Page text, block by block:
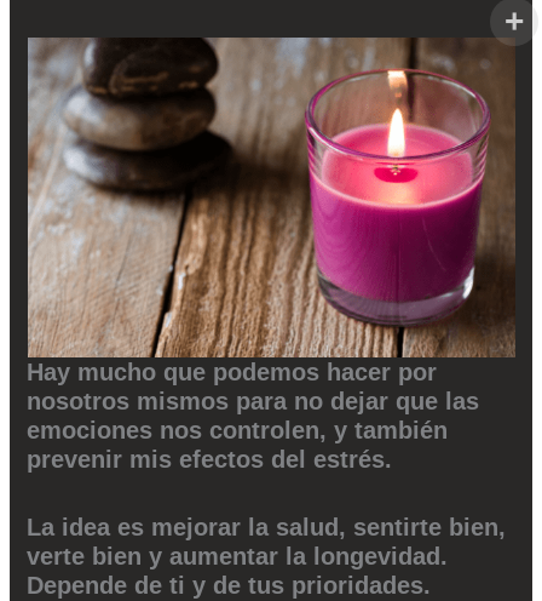
Hay mucho que podemos hacer por
nosotros mismos para no dejar que las
emociones nos controlen, y también
prevenir mis efectos del estrés.
La idea es mejorar la salud, sentirte bien,
verte bien y aumentar la longevidad.
Depende de ti y de tus prioridades.